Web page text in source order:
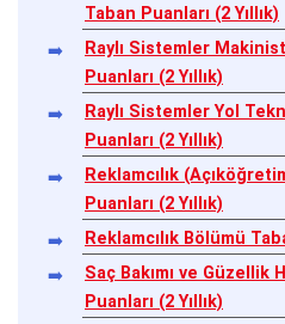
Taban Puanları (2 Yıllık)
Raylı Sistemler
Puanları (2 Yıllık)
Raylı Sistemler Yol
Puanları (2 Yıllık)
Reklamcılık
Puanları (2 Yıllık)
Reklamcılık Bölümü
Saç Bakımı ve
Puanları (2 Yıllık)